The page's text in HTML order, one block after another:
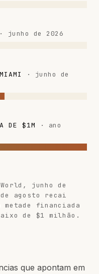
junho de 2026
· junho de
DE $1M
· ano
junho de
de agosto recai
financiada
de $1 milhão.
que apontam em